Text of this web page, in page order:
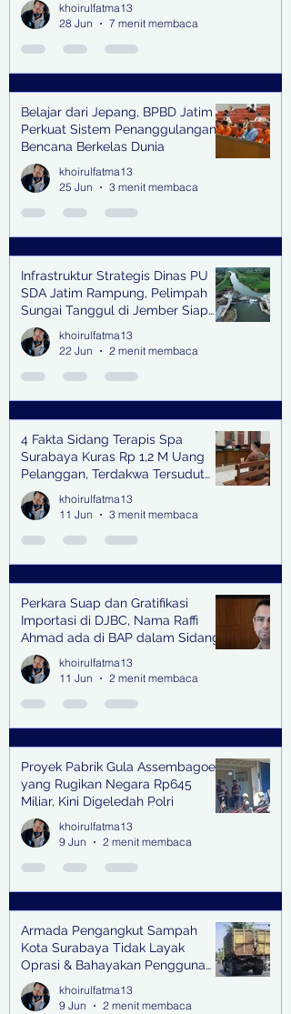
khoirulfatma13
28 Jun
7 menit membaca
Belajar dari Jepang, BPBD Jatim
Perkuat Sistem Penanggulangan
Bencana Berkelas Dunia
khoirulfatma13
25 Jun
3 menit membaca
Infrastruktur Strategis Dinas PU
SDA Jatim Rampung, Pelimpah
Sungai Tanggul di Jember Siap
Bangkitkan Swasembada Pangan
dan Pengendali Banjir
khoirulfatma13
22 Jun
2 menit membaca
4 Fakta Sidang Terapis Spa
Surabaya Kuras Rp 1,2 M Uang
Pelanggan, Terdakwa Tersudut
oleh Keterangan Saksi Kunci
khoirulfatma13
11 Jun
3 menit membaca
Perkara Suap dan Gratifikasi
Importasi di DJBC, Nama Raffi
Ahmad ada di BAP dalam Sidang
khoirulfatma13
11 Jun
2 menit membaca
Proyek Pabrik Gula Assembagoes
yang Rugikan Negara Rp645
Miliar, Kini Digeledah Polri
khoirulfatma13
9 Jun
2 menit membaca
Armada Pengangkut Sampah
Kota Surabaya Tidak Layak
Oprasi & Bahayakan Pengguna
Jalan
khoirulfatma13
9 Jun
2 menit membaca